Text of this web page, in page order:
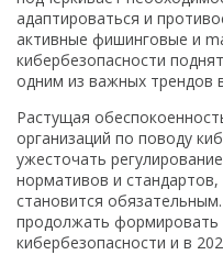
адаптироваться и
активные фишинговые и
кибербезопасности
одним из важных трендов
Растущая
организаций по поводу
ужесточать
нормативов и стандартов,
становится
продолжать формировать
кибербезопасности и в